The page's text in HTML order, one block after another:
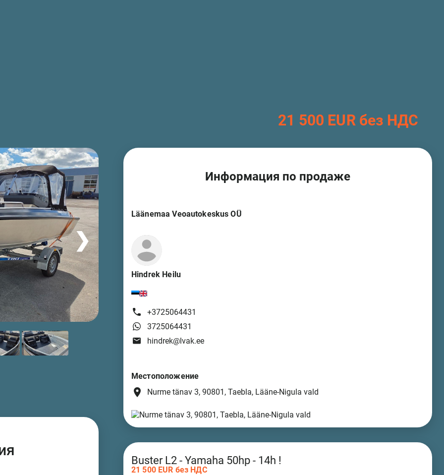
21 500 EUR без НДС
❯
Информация по продаже
Läänemaa Veoautokeskus OÜ
Hindrek Heilu
+3725064431
3725064431
hindrek@lvak.ee
Местоположение
place Nurme tänav 3, 90801, Taebla, Lääne-Nigula vald
Buster L2 - Yamaha 50hp - 14h !
21 500 EUR без НДС